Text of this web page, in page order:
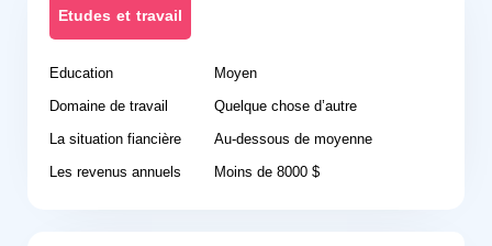
Etudes et travail
Education
Moyen
Domaine de travail
Quelque chose d’autre
La situation fiancière
Au-dessous de moyenne
Les revenus annuels
Moins de 8000 $